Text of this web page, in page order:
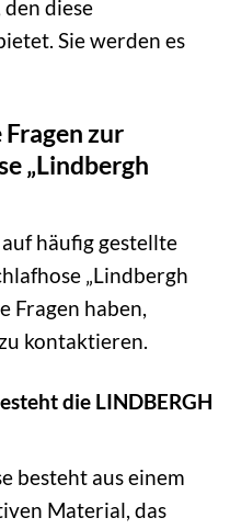
diese
Sie werden es
zur
„Lindbergh
häufig gestellte
„Lindbergh
Fragen haben,
kontaktieren.
die LINDBERGH
besteht aus einem
Material, das